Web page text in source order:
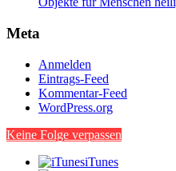
Meta
Anmelden
Eintrags-Feed
Kommentar-Feed
WordPress.org
Keine Folge verpassen
iTunes